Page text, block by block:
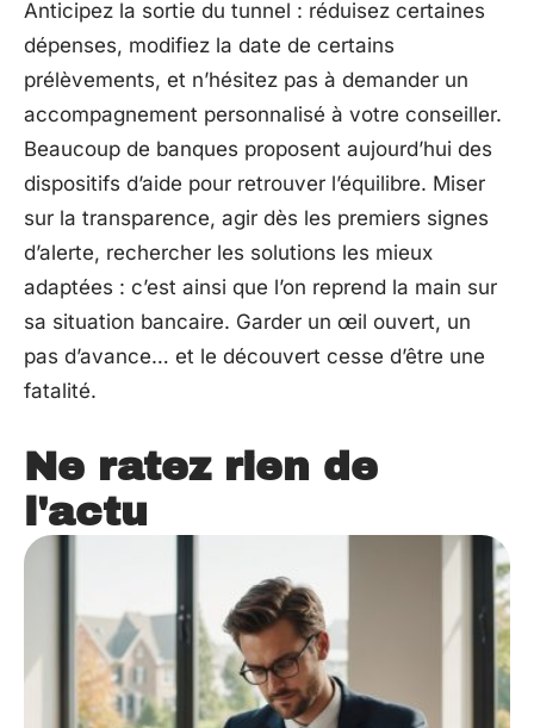
Anticipez la sortie du tunnel : réduisez certaines
dépenses, modifiez la date de certains
prélèvements, et n’hésitez pas à demander un
accompagnement personnalisé à votre conseiller.
Beaucoup de banques proposent aujourd’hui des
dispositifs d’aide pour retrouver l’équilibre. Miser
sur la transparence, agir dès les premiers signes
d’alerte, rechercher les solutions les mieux
adaptées : c’est ainsi que l’on reprend la main sur
sa situation bancaire. Garder un œil ouvert, un
pas d’avance… et le découvert cesse d’être une
fatalité.
Ne ratez rien de
l'actu